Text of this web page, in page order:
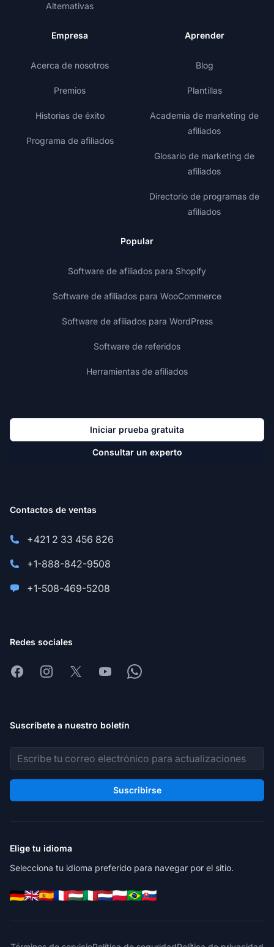
Alternativas
Empresa
Acerca de nosotros
Premios
Historias de éxito
Programa de afiliados
Aprender
Blog
Plantillas
Academia de marketing de
afiliados
Glosario de marketing de
afiliados
Directorio de programas de
afiliados
Popular
Software de afiliados para Shopify
Software de afiliados para WooCommerce
Software de afiliados para WordPress
Software de referidos
Herramientas de afiliados
Iniciar prueba gratuita
Consultar un experto
Contactos de ventas
+421 2 33 456 826
+1-888-842-9508
+1-508-469-5208
Redes sociales
FacebookInstagram
X YoutubeWhatsapp
Suscríbete a nuestro boletín
Dirección de correo electrónico
Suscribirse
Elige tu idioma
Selecciona tu idioma preferido para navegar por el sitio.